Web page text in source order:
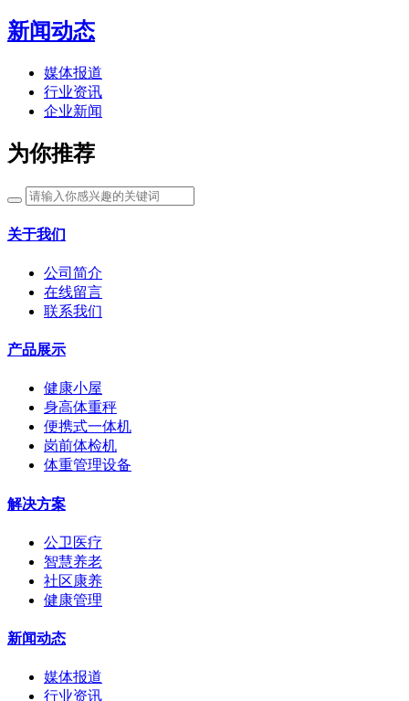
新闻动态
媒体报道
行业资讯
企业新闻
为你推荐
关于我们
公司简介
在线留言
联系我们
产品展示
健康小屋
身高体重秤
便携式一体机
岗前体检机
体重管理设备
解决方案
公卫医疗
智慧养老
社区康养
健康管理
新闻动态
媒体报道
行业资讯